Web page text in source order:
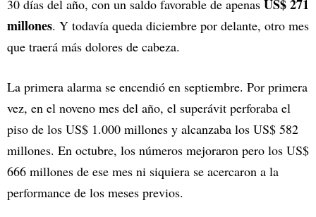
30 días del año, con un saldo favorable de apenas US$ 271
millones. Y todavía queda diciembre por delante, otro mes
que traerá más dolores de cabeza.
La primera alarma se encendió en septiembre. Por primera
vez, en el noveno mes del año, el superávit perforaba el
piso de los US$ 1.000 millones y alcanzaba los US$ 582
millones. En octubre, los números mejoraron pero los US$
666 millones de ese mes ni siquiera se acercaron a la
performance de los meses previos.